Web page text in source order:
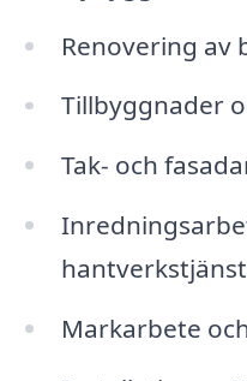
Renovering av
Tillbyggnader
Tak- och
Markarbete